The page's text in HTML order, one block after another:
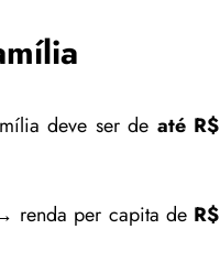
deve ser de até R$
renda per capita de R$